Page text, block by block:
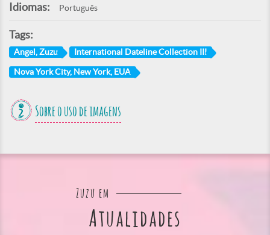
Idiomas: Português
Tags:
Angel, Zuzu International Dateline Collection III
Nova York City, New York, EUA
Sobre o uso de imagens
Zuzu em
Atualidades